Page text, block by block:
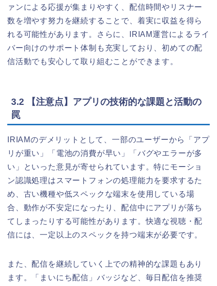
ァンによる応援が集まりやすく、配信時間やリスナー
数を増やす努力を継続することで、着実に収益を得ら
れる可能性があります。さらに、IRIAM運営によるライ
バー向けのサポート体制も充実しており、初めての配
信活動でも安心して取り組むことができます。
3.2 【注意点】アプリの技術的な課題と活動の
罠
IRIAMのデメリットとして、一部のユーザーから「アプ
リが重い」「電池の消費が早い」「バグやエラーが多
い」といった意見が寄せられています。特にモーショ
ン認識処理はスマートフォンの処理能力を要求するた
め、古い機種や低スペックな端末を使用している場
合、動作が不安定になったり、配信中にアプリが落ち
てしまったりする可能性があります。快適な視聴・配
信には、一定以上のスペックを持つ端末が必要です。
また、配信を継続していく上での精神的な課題もあり
ます。「まいにち配信」バッジなど、毎日配信を推奨